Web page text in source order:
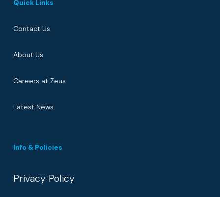
Quick Links
Contact Us
About Us
Careers at Zeus
Latest News
Info & Policies
Privacy Policy